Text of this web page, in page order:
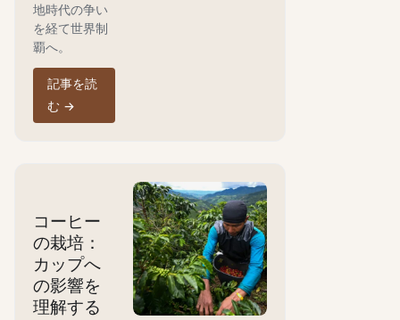
地時代の争い
を経て世界制
覇へ。
記事を読
む →
コーヒー
の栽培：
カップへ
の影響を
理解する